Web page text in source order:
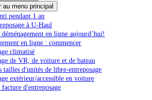
au menu principal
pendant 1 an
à U-Haul
en ligne aujourd’hui!
en ligne : commencer
climatisé
de VR, de voiture et de bateau
tailles d'unités de libre-entreposage
extérieur/accessible en voiture
d'entreposage